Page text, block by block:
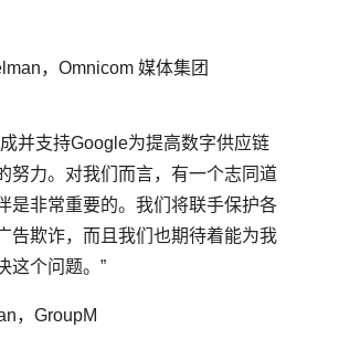
，Omnicom 媒体集团
并支持Google为提高数字供应链
努力。对我们而言，有一个志同道
是非常重要的。我们将联手保护各
告欺诈，而且我们也期待着能为我
这个问题。”
，GroupM